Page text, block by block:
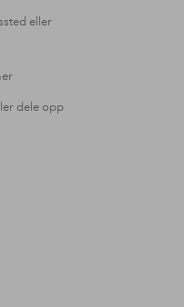
eller
dele opp